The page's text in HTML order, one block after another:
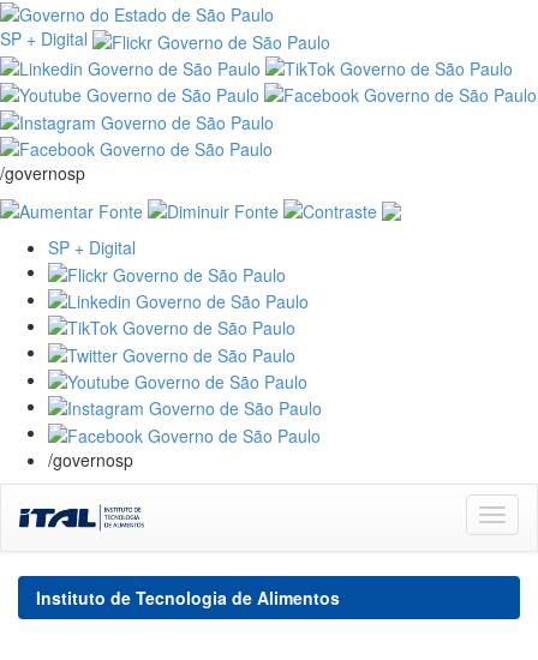
SP + Digital
/governosp
SP + Digital
/governosp
navigation
Instituto de Tecnologia de Alimentos